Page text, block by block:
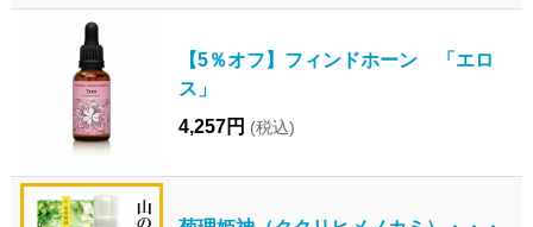
【5％オフ】フィンドホーン 「エロ
ス」
4,257円 (税込)